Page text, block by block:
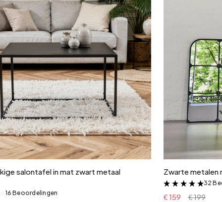
In winkelwagen
salontafel in mat zwart metaal
&
16 Beoordelingen
Zwarte metalen
&
32
€ 159 € 199